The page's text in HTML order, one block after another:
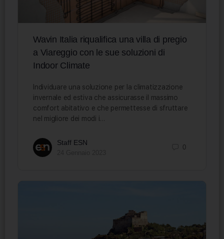
Wavin Italia riqualifica una villa di pregio
a Viareggio con le sue soluzioni di
Indoor Climate
Individuare una soluzione per la climatizzazione
invernale ed estiva che assicurasse il massimo
comfort abitativo e che permettesse di sfruttare
nel migliore dei modi i…
Staff ESN
0